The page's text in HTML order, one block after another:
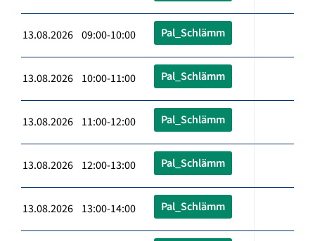
13.08.2026 09:00-10:00 Pal_Schlämm
13.08.2026 10:00-11:00 Pal_Schlämm
13.08.2026 11:00-12:00 Pal_Schlämm
13.08.2026 12:00-13:00 Pal_Schlämm
13.08.2026 13:00-14:00 Pal_Schlämm